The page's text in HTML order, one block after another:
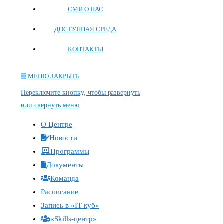
СМИ О НАС
ДОСТУПНАЯ СРЕДА
КОНТАКТЫ
МЕНЮ ЗАКРЫТЬ
Переключите кнопку, чтобы развернуть
или свернуть меню
О Центре
Новости
Программы
Документы
Команда
Расписание
Запись в «IT-куб»
«Skills-центр»